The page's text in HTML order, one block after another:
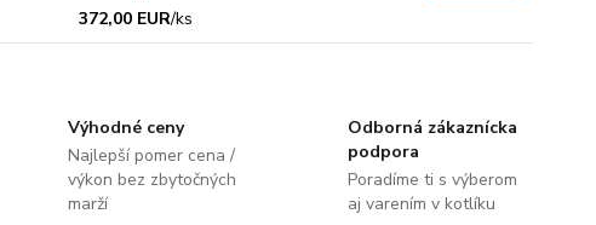
372,00 EUR/ks
Výhodné ceny
Najlepší pomer cena /
výkon bez zbytočných
marží
Odborná zákaznícka
podpora
Poradíme ti s výberom
aj varením v kotlíku